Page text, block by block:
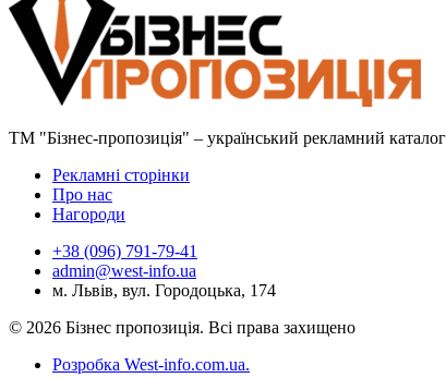
ТМ "Бізнес-пропозиція" – український рекламний каталог
Рекламні сторінки
Про нас
Нагороди
+38 (096) 791-79-41
admin@west-info.ua
м. Львів, вул. Городоцька, 174
© 2026 Бізнес пропозиція. Всі права захищено
Розробка West-info.com.ua.